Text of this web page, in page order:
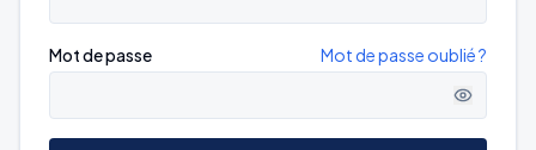
Mot de passe Mot de passe oublié ?